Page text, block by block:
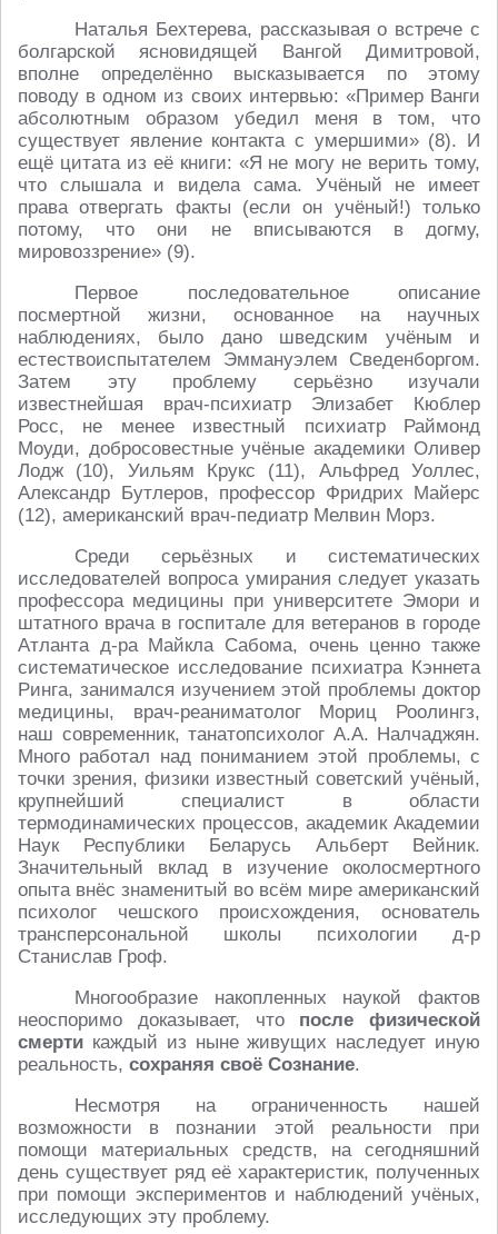
Наталья Бехтерева, рассказывая о встрече с
болгарской ясновидящей Вангой Димитровой,
вполне определённо высказывается по этому
поводу в одном из своих интервью: «Пример Ванги
абсолютным образом убедил меня в том, что
существует явление контакта с умершими» (8). И
ещё цитата из её книги: «Я не могу не верить тому,
что слышала и видела сама. Учёный не имеет
права отвергать факты (если он учёный!) только
потому, что они не вписываются в догму,
мировоззрение» (9).
Первое последовательное описание
посмертной жизни, основанное на научных
наблюдениях, было дано шведским учёным и
естествоиспытателем Эммануэлем Сведенборгом.
Затем эту проблему серьёзно изучали
известнейшая врач-психиатр Элизабет Кюблер
Росс, не менее известный психиатр Раймонд
Моуди, добросовестные учёные академики Оливер
Лодж (10), Уильям Крукс (11), Альфред Уоллес,
Александр Бутлеров, профессор Фридрих Майерс
(12), американский врач-педиатр Мелвин Морз.
Среди серьёзных и систематических
исследователей вопроса умирания следует указать
профессора медицины при университете Эмори и
штатного врача в госпитале для ветеранов в городе
Атланта д-ра Майкла Сабома, очень ценно также
систематическое исследование психиатра Кэннета
Ринга, занимался изучением этой проблемы доктор
медицины, врач-реаниматолог Мориц Роолингз,
наш современник, танатопсихолог А.А. Налчаджян.
Много работал над пониманием этой проблемы, с
точки зрения, физики известный советский учёный,
крупнейший специалист в области
термодинамических процессов, академик Академии
Наук Республики Беларусь Альберт Вейник.
Значительный вклад в изучение околосмертного
опыта внёс знаменитый во всём мире американский
психолог чешского происхождения, основатель
трансперсональной школы психологии д-р
Станислав Гроф.
Многообразие накопленных наукой фактов
неоспоримо доказывает, что после физической
смерти каждый из ныне живущих наследует иную
реальность, сохраняя своё Сознание.
Несмотря на ограниченность нашей
возможности в познании этой реальности при
помощи материальных средств, на сегодняшний
день существует ряд её характеристик, полученных
при помощи экспериментов и наблюдений учёных,
исследующих эту проблему.